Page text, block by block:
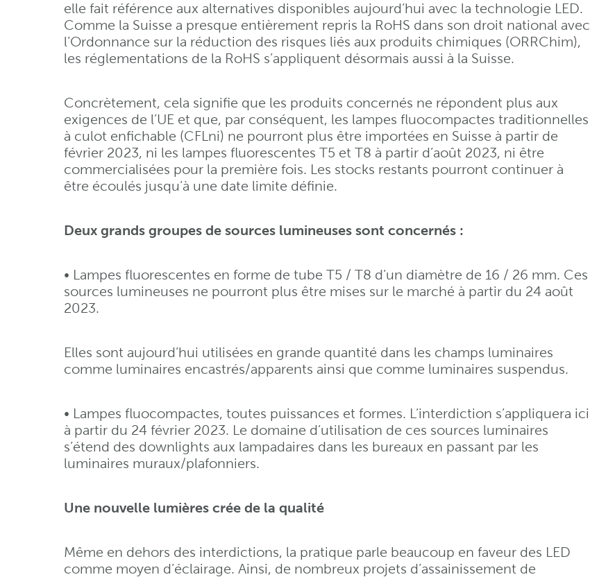
elle fait référence aux alternatives disponibles aujourd’hui avec la technologie LED.
Comme la Suisse a presque entièrement repris la RoHS dans son droit national avec
l’Ordonnance sur la réduction des risques liés aux produits chimiques (ORRChim),
les réglementations de la RoHS s’appliquent désormais aussi à la Suisse.
Concrètement, cela signifie que les produits concernés ne répondent plus aux
exigences de l’UE et que, par conséquent, les lampes fluocompactes traditionnelles
à culot enfichable (CFLni) ne pourront plus être importées en Suisse à partir de
février 2023, ni les lampes fluorescentes T5 et T8 à partir d’août 2023, ni être
commercialisées pour la première fois. Les stocks restants pourront continuer à
être écoulés jusqu’à une date limite définie.
Deux grands groupes de sources lumineuses sont concernés :
• Lampes fluorescentes en forme de tube T5 / T8 d’un diamètre de 16 / 26 mm. Ces
sources lumineuses ne pourront plus être mises sur le marché à partir du 24 août
2023.
Elles sont aujourd’hui utilisées en grande quantité dans les champs luminaires
comme luminaires encastrés/apparents ainsi que comme luminaires suspendus.
• Lampes fluocompactes, toutes puissances et formes. L’interdiction s’appliquera ici
à partir du 24 février 2023. Le domaine d’utilisation de ces sources luminaires
s’étend des downlights aux lampadaires dans les bureaux en passant par les
luminaires muraux/plafonniers.
Une nouvelle lumières crée de la qualité
Même en dehors des interdictions, la pratique parle beaucoup en faveur des LED
comme moyen d’éclairage. Ainsi, de nombreux projets d’assainissement de